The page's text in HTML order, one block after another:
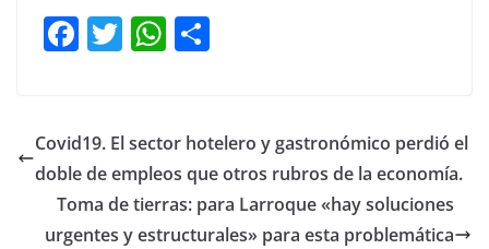
F
e
b
o
T
er
W
s
A
p
p
ar
tir
Covid19. El sector hotelero y gastronómico perdió el
doble de empleos que otros rubros de la economía.
Toma de tierras: para Larroque «hay soluciones
urgentes y estructurales» para esta problemática